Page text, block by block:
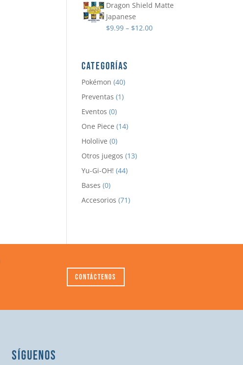
Dragon Shield Matte
Japanese
$9.99 – $12.00
CATEGORÍAS
Pokémon (40)
Preventas (1)
Eventos (0)
One Piece (14)
Hololive (0)
Otros juegos (13)
Yu-Gi-OH! (44)
Bases (0)
Accesorios (71)
Contáctenos
SÍGUENOS